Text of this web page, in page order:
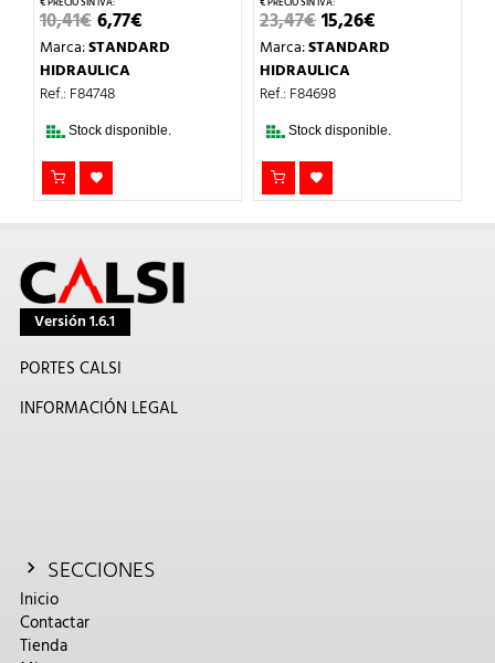
10,41€EL
PRECIO
ORIGINAL
ERA:
10,41€.
6,77€PRECIO
ACTUAL
Marca:STANDARD
HIDRAULICA
Ref.: F84748
Stock disponible.
23,47€EL
PRECIO
ORIGINAL
ERA:
23,47€.
15,26€PRECIO
ACTUAL
Marca:STANDARD
HIDRAULICA
Ref.: F84698
Stock disponible.
Versión 1.6.1
PORTES CALSI
INFORMACIÓN LEGAL
SECCIONES
Inicio
Contactar
Tienda